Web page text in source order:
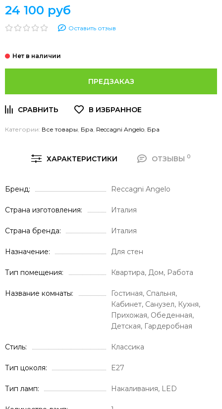
24 100 руб
Оставить отзыв
ПРЕДЗАКАЗ
Категории: Все товары Бра Reccagni Angelo Бра
ХАРАКТЕРИСТИКИ ОТЗЫВЫ 0
Бренд Reccagni Angelo
Страна изготовления Италия
Страна бренда Италия
Назначение Для стен
Тип помещения Квартира, Дом, Работа
Название комнаты
Гостиная, Спальня,
Кабинет, Санузел, Кухня,
Прихожая, Обеденная,
Детская, Гардеробная
Стиль Классика
Тип цоколя E27
Тип ламп Накаливания, LED